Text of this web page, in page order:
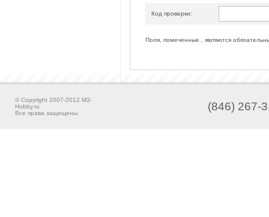
Код проверки:
Поля, помеченные , являются
© Copyright 2007-2012 M3-
Hobby.ru
Все права защищены.
(846) 267-